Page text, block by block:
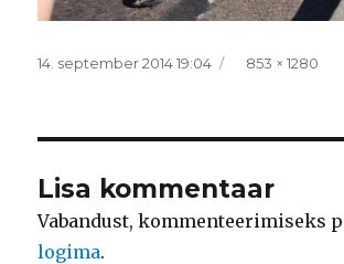
Postitatud
14. september 2014 19:04 Täissuurus
853 × 1280
Lisa kommentaar
Vabandust, kommenteerimiseks
logima.